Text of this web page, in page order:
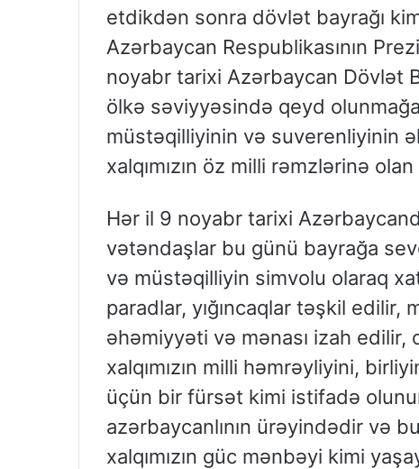
etdikdən sonra dövlət bayrağı
Azərbaycan Respublikasının
noyabr tarixi Azərbaycan Dövlət
ölkə səviyyəsində qeyd
müstəqilliyinin və suverenliyinin
xalqımızın öz milli rəmzlərinə
Hər il 9 noyabr tarixi
vətəndaşlar bu günü bayrağa
və müstəqilliyin simvolu olaraq
paradlar, yığıncaqlar təşkil edilir,
əhəmiyyəti və mənası izah
xalqımızın milli həmrəyliyini,
üçün bir fürsət kimi istifadə
azərbaycanlının ürəyindədir və
xalqımızın güc mənbəyi kimi